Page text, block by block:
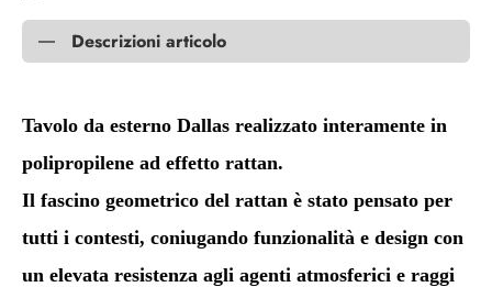
Descrizioni articolo
Tavolo da esterno Dallas realizzato interamente in
polipropilene ad effetto rattan.
Il fascino geometrico del rattan è stato pensato per
tutti i contesti, coniugando funzionalità e design con
un elevata resistenza agli agenti atmosferici e raggi